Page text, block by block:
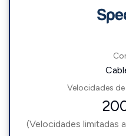
Velocidades
(Velocidades limitadas